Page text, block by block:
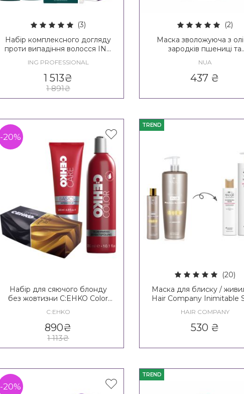
(3)
Набір комплексного догляду
проти випадіння волосся ING
ING PROFESSIONAL
1 513₴
1 891₴
(2)
Маска зволожуюча з
зародків пшениці та
Idratante Maschera
NUA
437 ₴
-20%
Набір для сяючого блонду
без жовтизни C:EHKO Color
C:EHKO
890₴
1 113₴
TREND
(20)
Маска для блиску /
Hair Company Inimitable
Inspiration Nutricare
Nourishing Mask
HAIR COMPANY
530 ₴
-20%
TREND